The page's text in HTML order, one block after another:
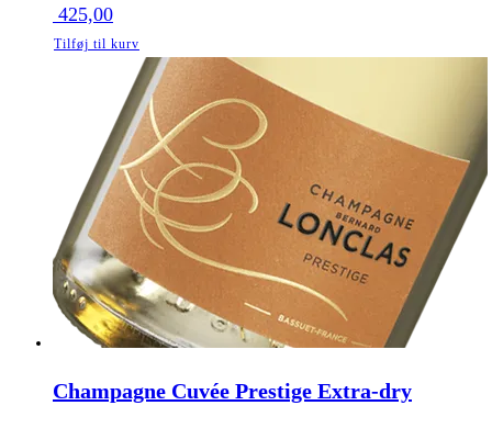
425,00
Tilføj til kurv
Champagne Cuvée Prestige Extra-dry